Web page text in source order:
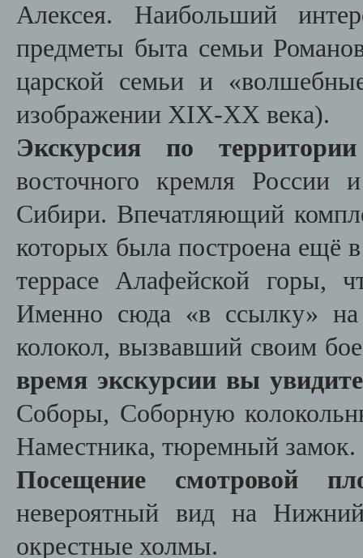
Алексея. Наибольший
предметы быта семьи
царской семьи и
изображении XIX-XX века).
Экскурсия по
восточного кремля России
Сибири. Впечатляющий
которых была построена ещё
террасе Алафейской горы,
Именно сюда «в ссылку»
колокол, вызвавший своим
время экскурсии вы увидите
Соборы, Соборную
Наместника, тюремный замок.
Посещение смотровой
невероятный вид на
окрестные холмы.